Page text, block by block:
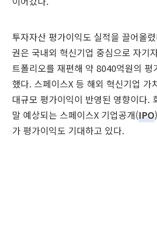
투자자산 평가이익도 실적을 끌어올
권은 국내외 혁신기업 중심으로 자기
트폴리오를 재편해 약 8040억원의 평
했다. 스페이스X 등 해외 혁신기업 가
대규모 평가이익이 반영된 영향이다.
말 예상되는 스페이스X 기업공개(IPO
가 평가이익도 기대하고 있다.